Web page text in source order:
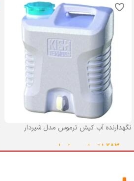
نگهدارنده آب کیش ترموس مدل شیردار
1,283,000تومان تومان